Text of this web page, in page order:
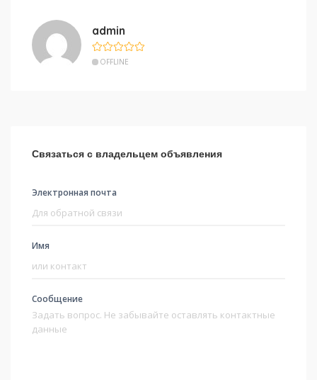
admin
OFFLINE
Связаться с владельцем объявления
Электронная почта
Имя
Сообщение